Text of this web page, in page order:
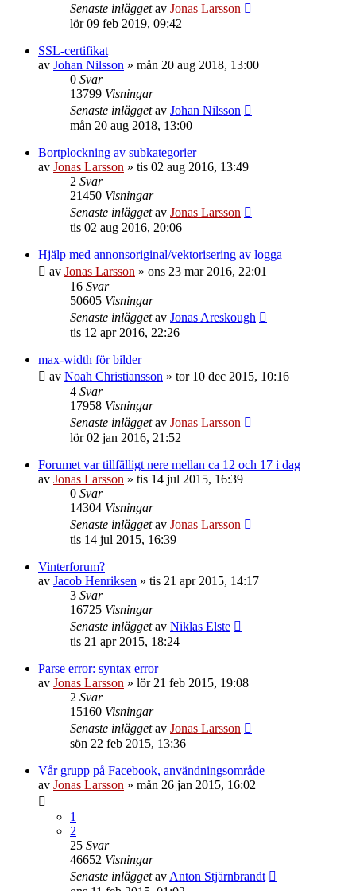
Senaste inläggetav Jonas Larsson
lör 09 feb 2019, 09:42
SSL-certifikat
av Johan Nilsson » mån 20 aug 2018, 13:00
0 Svar
13799 Visningar
Senaste inläggetav Johan Nilsson
mån 20 aug 2018, 13:00
Bortplockning av subkategorier
av Jonas Larsson » tis 02 aug 2016, 13:49
2 Svar
21450 Visningar
Senaste inläggetav Jonas Larsson
tis 02 aug 2016, 20:06
Hjälp med annonsoriginal/vektorisering av logga
av Jonas Larsson » ons 23 mar 2016, 22:01
16 Svar
50605 Visningar
Senaste inläggetav Jonas Areskough
tis 12 apr 2016, 22:26
max-width för bilder
av Noah Christiansson » tor 10 dec 2015, 10:16
4 Svar
17958 Visningar
Senaste inläggetav Jonas Larsson
lör 02 jan 2016, 21:52
Forumet var tillfälligt nere mellan ca 12 och 17 i dag
av Jonas Larsson » tis 14 jul 2015, 16:39
0 Svar
14304 Visningar
Senaste inläggetav Jonas Larsson
tis 14 jul 2015, 16:39
Vinterforum?
av Jacob Henriksen » tis 21 apr 2015, 14:17
3 Svar
16725 Visningar
Senaste inläggetav Niklas Elste
tis 21 apr 2015, 18:24
Parse error: syntax error
av Jonas Larsson » lör 21 feb 2015, 19:08
2 Svar
15160 Visningar
Senaste inläggetav Jonas Larsson
sön 22 feb 2015, 13:36
Vår grupp på Facebook, användningsområde
av Jonas Larsson » mån 26 jan 2015, 16:02
1
2
25 Svar
46652 Visningar
Senaste inläggetavAnton Stjärnbrandt